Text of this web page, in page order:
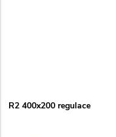
R2 400x200 regulace